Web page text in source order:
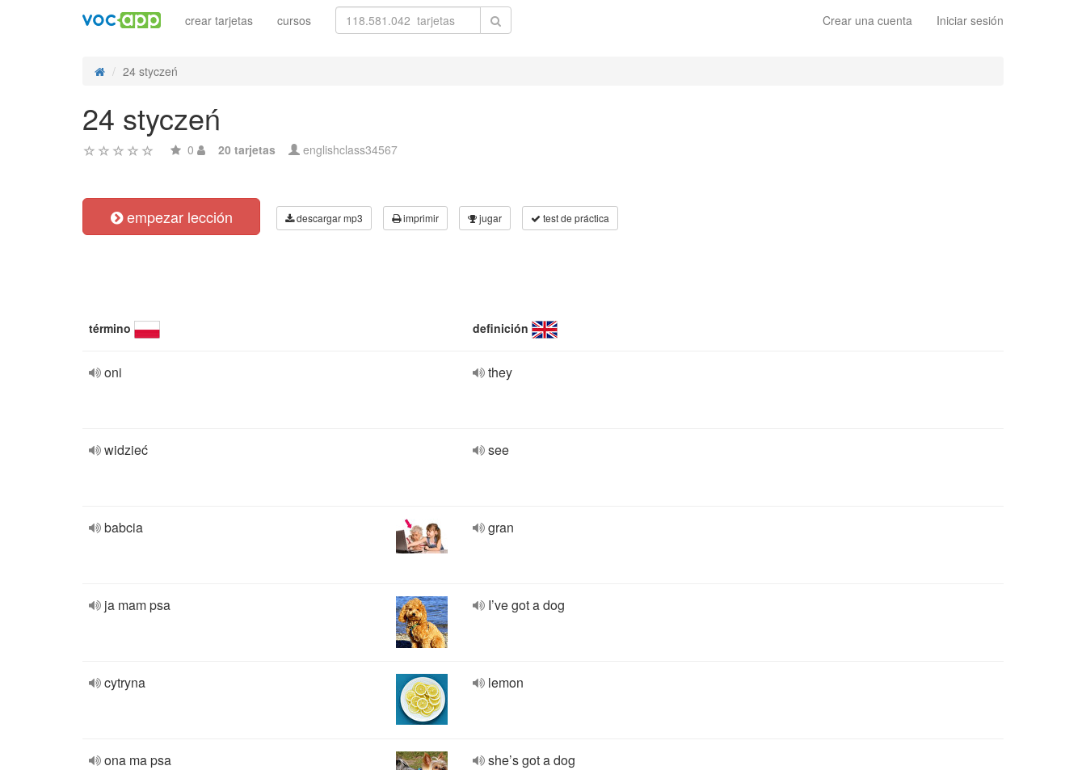
Crear una cuenta Iniciar sesión
crear tarjetas cursos
24 styczeń
24 styczeń
0 20 tarjetas englishclass34567
empezar lección descargar mp3 imprimir jugar test de práctica
término definición
oni they
widzieć see
babcia gran
ja mam psa I’ve got a dog
cytryna lemon
ona ma psa she’s got a dog